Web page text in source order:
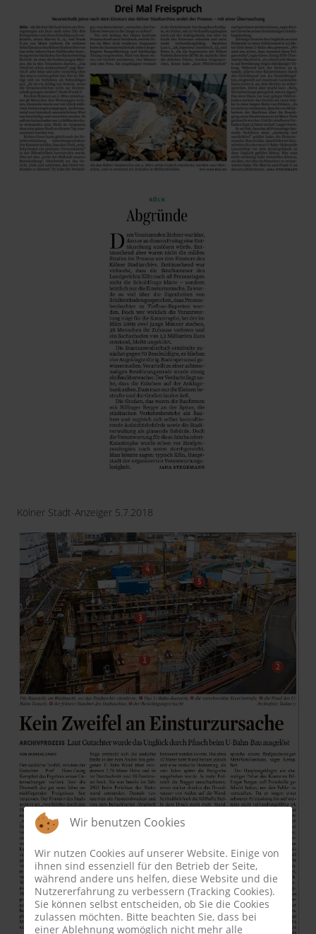
Kölner Stadt-Anzeiger 5.7.2018
Wir benutzen Cookies
Wir nutzen Cookies auf unserer Website. Einige von
ihnen sind essenziell für den Betrieb der Seite,
während andere uns helfen, diese Website und die
Nutzererfahrung zu verbessern (Tracking Cookies).
Sie können selbst entscheiden, ob Sie die Cookies
zulassen möchten. Bitte beachten Sie, dass bei
einer Ablehnung womöglich nicht mehr alle